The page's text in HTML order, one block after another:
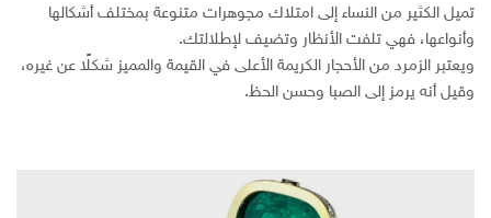
تميل الكثير من النساء إلى امتلاك مجوهرات متنوعة بمختلف أشكالها
وأنواعها، فهي تلفت الأنظار وتضيف لإطلالتك.
ويعتبر الزمرد من الأحجار الكريمة الأعلى في القيمة والمميز شكلًا عن غيره،
وقيل أنه يرمز إلى الصبا وحسن الحظ.